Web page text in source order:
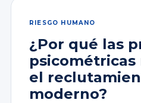
RIESGO HUMANO
¿Por qué las
el
moderno?